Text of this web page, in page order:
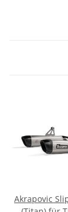
Akrapovic